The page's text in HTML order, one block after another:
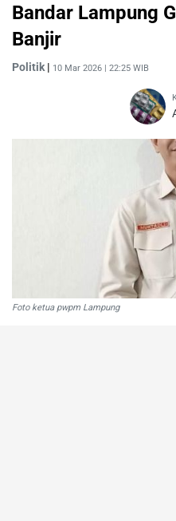
Bandar Lampung
Banjir
Politik | 10 Mar 2026 | 22:25 WIB
Foto ketua pwpm Lampung